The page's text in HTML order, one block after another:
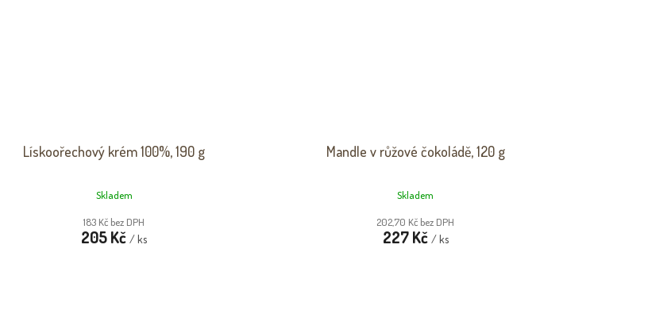
Lískoořechový krém 100%, 190 g
Skladem
183 Kč bez DPH
205 Kč/ ks
Mandle v růžové čokoládě, 120 g
Skladem
202,70 Kč bez DPH
227 Kč / ks